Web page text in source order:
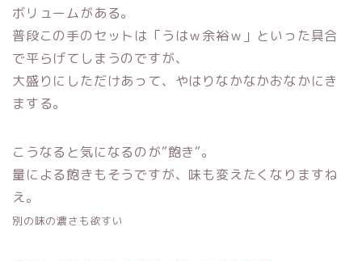
ボリュームがある。
普段この手のセットは「うはｗ余裕ｗ」といった具合
で平らげてしまうのですが、
大盛りにしただけあって、やはりなかなかおなかにき
まする。
こうなると気になるのが“飽き“。
量による飽きもそうですが、味も変えたくなりますね
え。
別の味の濃さも欲すい